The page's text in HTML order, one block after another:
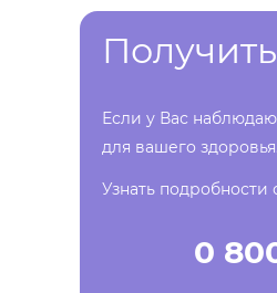
Если у Вас
для вашего здоровья.
Узнать
0